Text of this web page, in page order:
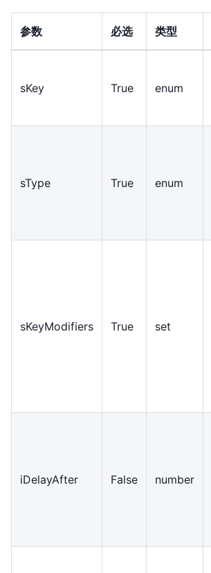
参数 必选 类型
sKey True enum
sType True enum
sKeyModifiers True set
iDelayAfter False number